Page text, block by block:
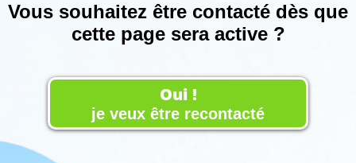
Vous souhaitez être contacté dès que
cette page sera active ?
Oui !
je veux être recontacté